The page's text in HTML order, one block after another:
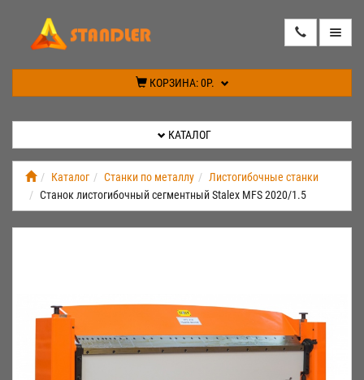
КОРЗИНА:0Р.
КАБИНЕТ
КАТАЛОГ
Каталог Станки по металлу
Листогибочные станки
Станок листогибочный сегментный Stalex MFS 2020/1.5